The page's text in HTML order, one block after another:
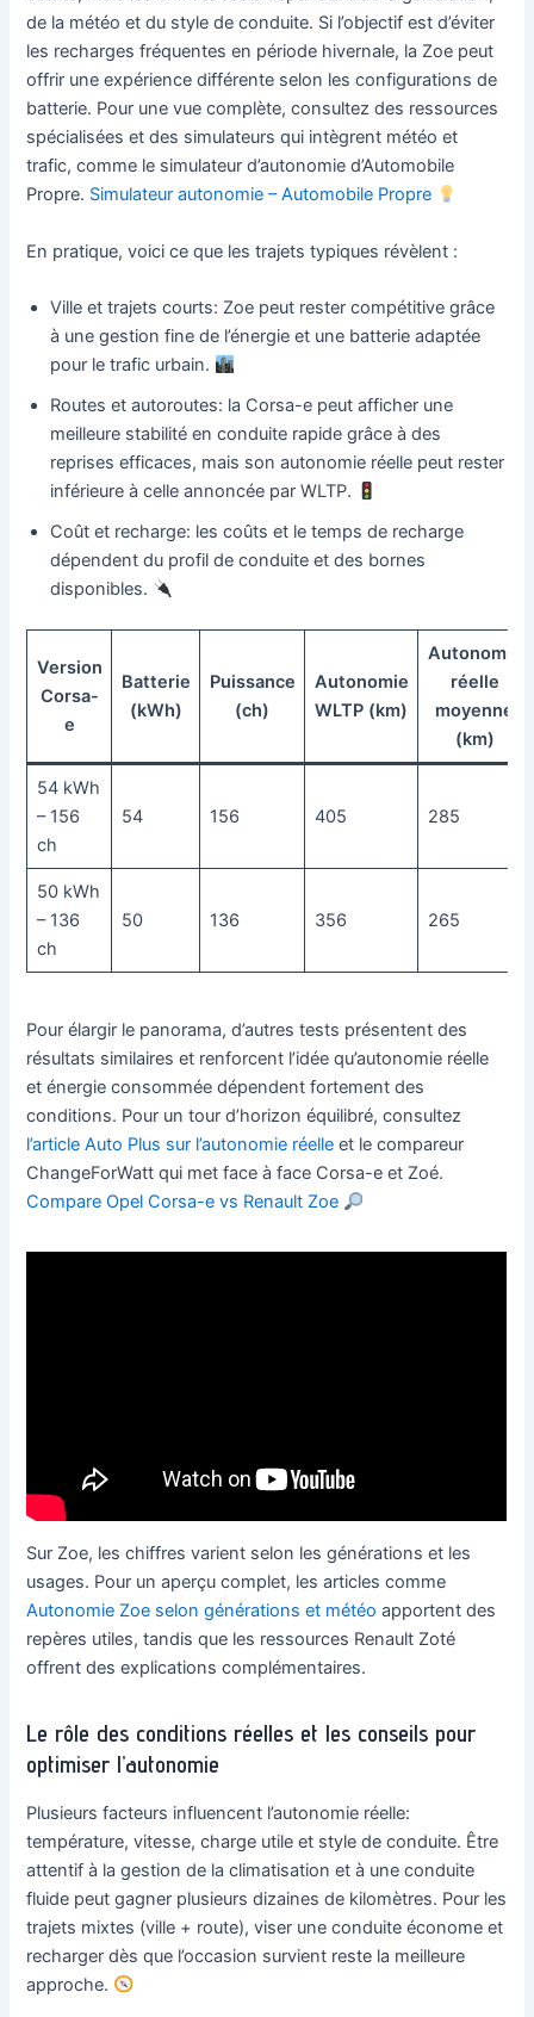
de la météo et du style de conduite. Si l’objectif est d’éviter
les recharges fréquentes en période hivernale, la Zoe peut
offrir une expérience différente selon les configurations de
batterie. Pour une vue complète, consultez des ressources
spécialisées et des simulateurs qui intègrent météo et
trafic, comme le simulateur d’autonomie d’Automobile
Propre. Simulateur autonomie – Automobile Propre
En pratique, voici ce que les trajets typiques révèlent :
Ville et trajets courts: Zoe peut rester compétitive grâce
à une gestion fine de l’énergie et une batterie adaptée
pour le trafic urbain.
Routes et autoroutes: la Corsa-e peut afficher une
meilleure stabilité en conduite rapide grâce à des
reprises efficaces, mais son autonomie réelle peut rester
inférieure à celle annoncée par WLTP.
Coût et recharge: les coûts et le temps de recharge
dépendent du profil de conduite et des bornes
disponibles.
Version
Corsa-
e
Batterie
(kWh)
Puissance
(ch)
Autonomie
WLTP (km)
Autonomie
réelle
moyenne
(km)
54 kWh
– 156
ch
54 156 405 285
50 kWh
– 136
ch
50 136 356 265
Pour élargir le panorama, d’autres tests présentent des
résultats similaires et renforcent l’idée qu’autonomie réelle
et énergie consommée dépendent fortement des
conditions. Pour un tour d’horizon équilibré, consultez
l’article Auto Plus sur l’autonomie réelle et le compareur
ChangeForWatt qui met face à face Corsa-e et Zoé.
Compare Opel Corsa-e vs Renault Zoe
Sur Zoe, les chiffres varient selon les générations et les
usages. Pour un aperçu complet, les articles comme
Autonomie Zoe selon générations et météo apportent des
repères utiles, tandis que les ressources Renault Zoté
offrent des explications complémentaires.
Le rôle des conditions réelles et les conseils pour
optimiser l’autonomie
Plusieurs facteurs influencent l’autonomie réelle:
température, vitesse, charge utile et style de conduite. Être
attentif à la gestion de la climatisation et à une conduite
fluide peut gagner plusieurs dizaines de kilomètres. Pour les
trajets mixtes (ville + route), viser une conduite économe et
recharger dès que l’occasion survient reste la meilleure
approche.